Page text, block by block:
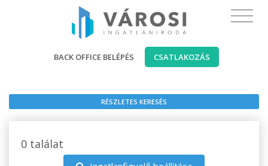
BACK OFFICE BELÉPÉS CSATLAKOZÁS
RÉSZLETES KERESÉS
0 találat